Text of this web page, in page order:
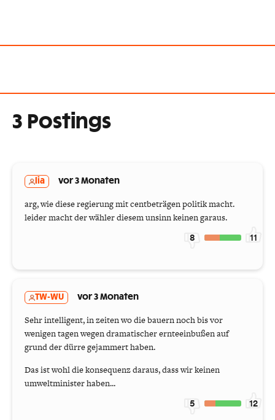
3 Postings
lia vor 3 Monaten
arg, wie diese regierung mit centbeträgen politik macht.
leider macht der wähler diesem unsinn keinen garaus.
8 11
TW-WU vor 3 Monaten
Sehr intelligent, in zeiten wo die bauern noch bis vor
wenigen tagen wegen dramatischer ernteeinbußen auf
grund der dürre gejammert haben.
Das ist wohl die konsequenz daraus, dass wir keinen
umweltminister haben...
5 12